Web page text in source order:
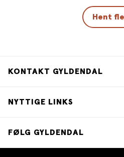
Hent
KONTAKT GYLDENDAL
NYTTIGE LINKS
FØLG GYLDENDAL